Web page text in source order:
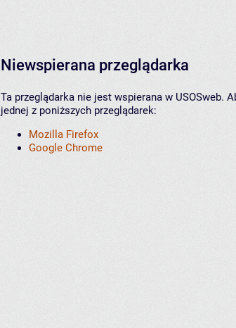
Niewspierana przeglądarka
Ta przeglądarka nie jest wspierana w USOSweb.
jednej z poniższych przeglądarek:
Mozilla Firefox
Google Chrome